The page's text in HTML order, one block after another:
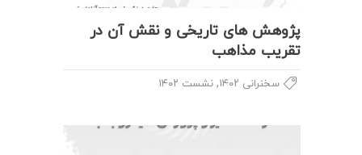
پژوهش های تاریخی و نقش آن در
تقریب مذاهب
سخنرانی ۱۴۰۲ , نشست ۱۴۰۲